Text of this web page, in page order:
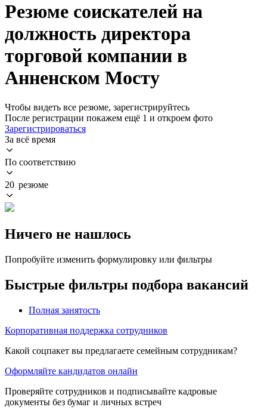
Резюме соискателей на
должность директора
торговой компании в
Анненском Мосту
Чтобы видеть все резюме, зарегистрируйтесь
После регистрации покажем ещё 1 и откроем фото
Зарегистрироваться
За всё время
По соответствию
20 резюме
Ничего не нашлось
Попробуйте изменить формулировку или фильтры
Быстрые фильтры подбора вакансий
Полная занятость
Корпоративная поддержка сотрудников
Какой соцпакет вы предлагаете семейным сотрудникам?
Оформляйте кандидатов онлайн
Проверяйте сотрудников и подписывайте кадровые
документы без бумаг и личных встреч